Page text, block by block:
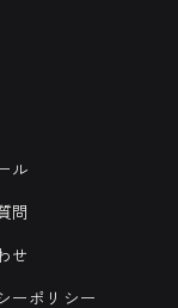
ル
問
せ
ーポリシー